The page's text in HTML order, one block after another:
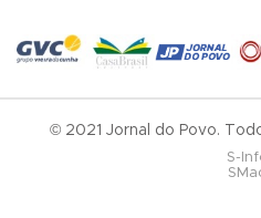
© 2021 Jornal do Povo.
S-